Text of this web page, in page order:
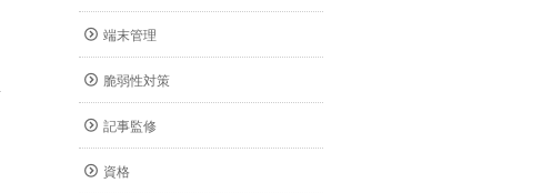
端末管理
脆弱性対策
記事監修
資格